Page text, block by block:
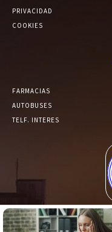
PRIVACIDAD
COOKIES
FARMACIAS
AUTOBUSES
TELF. INTERES
El Periódico de Yecla